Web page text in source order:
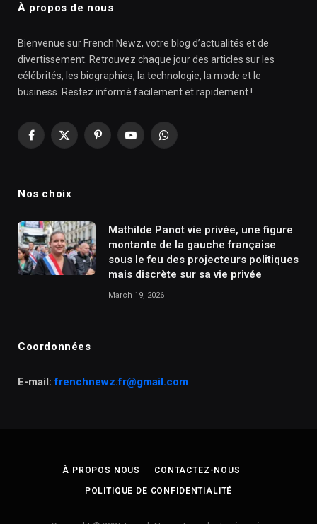
À propos de nous
Bienvenue sur French Newz, votre blog d’actualités et de
divertissement. Retrouvez chaque jour des articles sur les
célébrités, les biographies, la technologie, la mode et le
business. Restez informé facilement et rapidement !
Facebook
X
PinterestYouTubeWhatsApp
Nos choix
Mathilde Panot vie privée, une figure
montante de la gauche française
sous le feu des projecteurs politiques
mais discrète sur sa vie privée
March 19, 2026
Coordonnées
E-mail:frenchnewz.fr@gmail.com
À PROPOS NOUS CONTACTEZ-NOUS
POLITIQUE DE CONFIDENTIALITÉ